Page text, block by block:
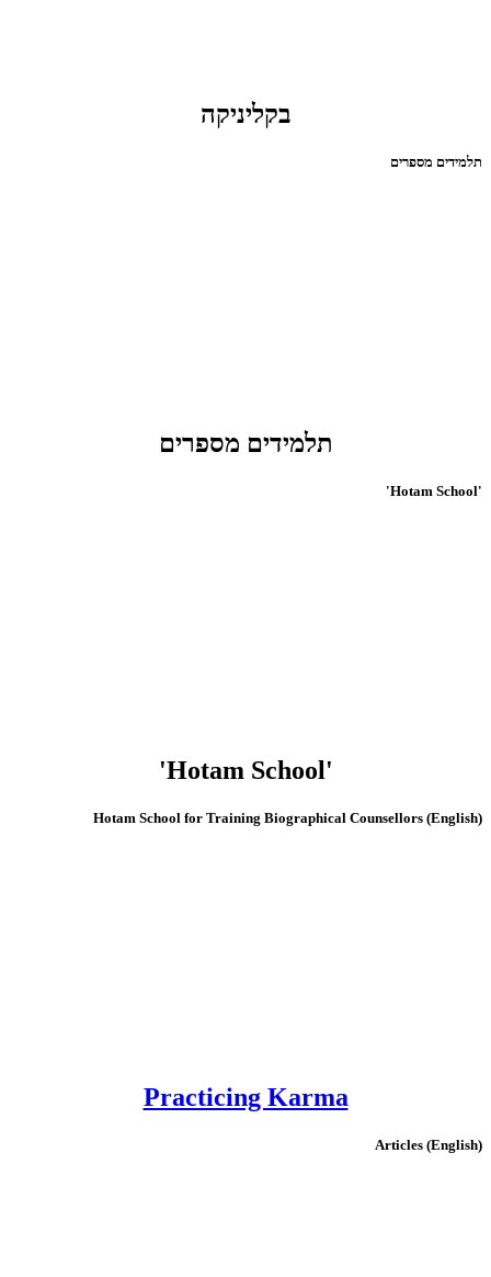
בקליניקה
תלמידים מספרים
תלמידים מספרים
'Hotam School'
'Hotam School'
(English) Hotam School for Training Biographical Counsellors
Practicing Karma
(English) Articles